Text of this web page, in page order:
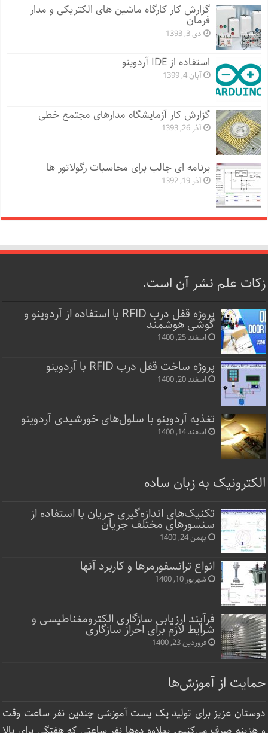
گزارش کار کارگاه ماشین های الکتریکی و مدار
فرمان
دی 3, 1393
استفاده از IDE آردوینو
آبان 4, 1399
گزارش کار آزمایشگاه مدارهای مجتمع خطی
آذر 26, 1393
برنامه ای جالب برای محاسبات رگولاتور ها
آذر 19, 1392
زکات علم نشر آن است.
پروژه قفل‌ درب RFID با استفاده از آردوینو و
گوشی هوشمند
اسفند 25, 1400
پروژه ساخت قفل‌ درب RFID با آردوینو
اسفند 20, 1400
تغذیه آردوینو با سلول‌های خورشیدی آردوینو
اسفند 14, 1400
الکترونیک به زبان ساده
تکنیک‌های اندازه‌گیری جریان با استفاده از
سنسورهای مختلف جریان
بهمن 24, 1400
انواع ترانسفورمرها و کاربرد آنها
شهریور 10, 1400
فرآیند ارزیابی سازگاری الکترومغناطیسی و
شرایط لازم برای احراز سازگاری
فروردین 23, 1400
حمایت از آموزش‌ها
دوستان عزیز برای تولید یک پست آموزشی چندین نفر ساعت‌ وقت